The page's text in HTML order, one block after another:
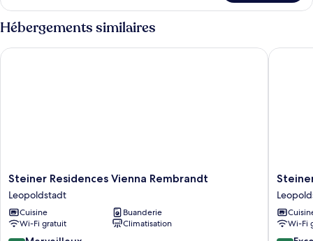
cuisine
(Quartett)
Appartement
Standard,
cuisine
(Quartett)
Hébergements similaires
Steiner
Residences
Vienna
Rembrandt
Leopoldstadt
Steiner Residences Vienna Rembrandt
Leopoldstadt
Cuisine
Buanderie
Wi-Fi gratuit
Climatisation
Steiner Residences Vienna Rembrandt
Steiner
Vienna
Wi-Fi
Steiner